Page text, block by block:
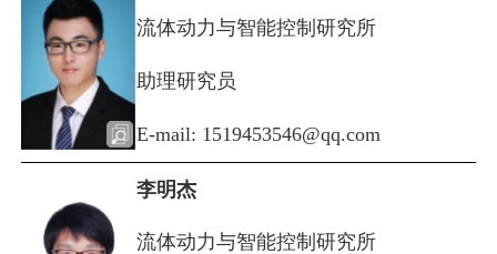
流体动力与智能控制研究所
助理研究员
E-mail: 1519453546@qq.com
李明杰
流体动力与智能控制研究所